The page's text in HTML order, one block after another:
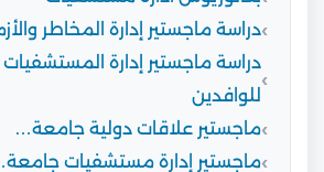
دراسة ماجستير إدارة المخاطر
دراسة ماجستير إدارة
للوافدين
ماجستير علاقات دولية جامعة…
ماجستير إدارة مستشفيات